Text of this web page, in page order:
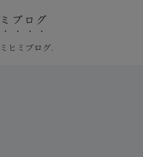
ブログ
ヒミブログ.